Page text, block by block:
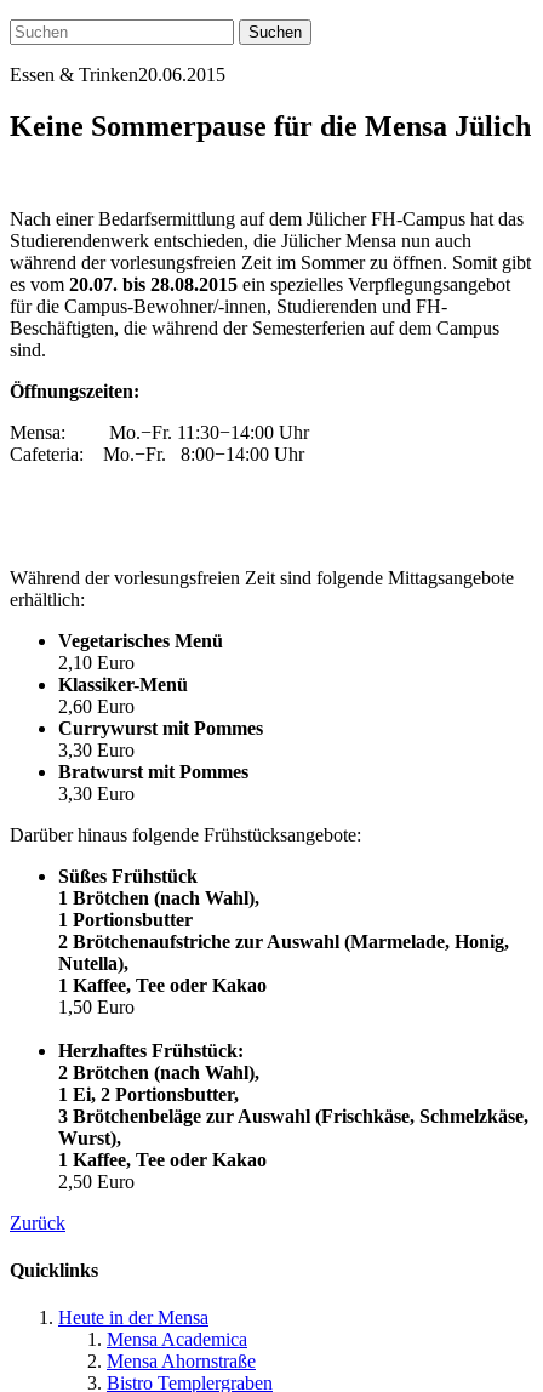
Essen & Trinken20.06.2015
Keine Sommerpause für die Mensa Jülich
Nach einer Bedarfsermittlung auf dem Jülicher FH-Campus hat das
Studierendenwerk entschieden, die Jülicher Mensa nun auch
während der vorlesungsfreien Zeit im Sommer zu öffnen. Somit gibt
es vom 20.07. bis 28.08.2015 ein spezielles Verpflegungsangebot
für die Campus-Bewohner/-innen, Studierenden und FH-
Beschäftigten, die während der Semesterferien auf dem Campus
sind.
Öffnungszeiten:
Mensa: Mo.−Fr. 11:30−14:00 Uhr
Cafeteria: Mo.−Fr. 8:00−14:00 Uhr
Während der vorlesungsfreien Zeit sind folgende Mittagsangebote
erhältlich:
Vegetarisches Menü
2,10 Euro
Klassiker-Menü
2,60 Euro
Currywurst mit Pommes
3,30 Euro
Bratwurst mit Pommes
3,30 Euro
Darüber hinaus folgende Frühstücksangebote:
Süßes Frühstück
1 Brötchen (nach Wahl),
1 Portionsbutter
2 Brötchenaufstriche zur Auswahl (Marmelade, Honig,
Nutella),
1 Kaffee, Tee oder Kakao
1,50 Euro
Herzhaftes Frühstück:
2 Brötchen (nach Wahl),
1 Ei, 2 Portionsbutter,
3 Brötchenbeläge zur Auswahl (Frischkäse, Schmelzkäse,
Wurst),
1 Kaffee, Tee oder Kakao
2,50 Euro
Zurück
Quicklinks
Heute in der Mensa
Mensa Academica
Mensa Ahornstraße
Bistro Templergraben